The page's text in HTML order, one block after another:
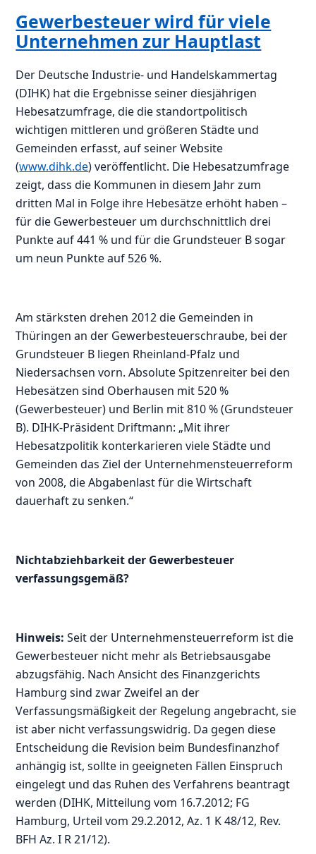
Gewerbesteuer wird für viele
Unternehmen zur Hauptlast
Der Deutsche Industrie- und Handelskammertag
(DIHK) hat die Ergebnisse seiner diesjährigen
Hebesatzumfrage, die die standortpolitisch
wichtigen mittleren und größeren Städte und
Gemeinden erfasst, auf seiner Website
(www.dihk.de) veröffentlicht. Die Hebesatzumfrage
zeigt, dass die Kommunen in diesem Jahr zum
dritten Mal in Folge ihre Hebesätze erhöht haben –
für die Gewerbesteuer um durchschnittlich drei
Punkte auf 441 % und für die Grundsteuer B sogar
um neun Punkte auf 526 %.
Am stärksten drehen 2012 die Gemeinden in
Thüringen an der Gewerbesteuerschraube, bei der
Grundsteuer B liegen Rheinland-Pfalz und
Niedersachsen vorn. Absolute Spitzenreiter bei den
Hebesätzen sind Oberhausen mit 520 %
(Gewerbesteuer) und Berlin mit 810 % (Grundsteuer
B). DIHK-Präsident Driftmann: „Mit ihrer
Hebesatzpolitik konterkarieren viele Städte und
Gemeinden das Ziel der Unternehmensteuerreform
von 2008, die Abgabenlast für die Wirtschaft
dauerhaft zu senken.“
Nichtabziehbarkeit der Gewerbesteuer
verfassungsgemäß?
Hinweis: Seit der Unternehmensteuerreform ist die
Gewerbesteuer nicht mehr als Betriebsausgabe
abzugsfähig. Nach Ansicht des Finanzgerichts
Hamburg sind zwar Zweifel an der
Verfassungsmäßigkeit der Regelung angebracht, sie
ist aber nicht verfassungswidrig. Da gegen diese
Entscheidung die Revision beim Bundesfinanzhof
anhängig ist, sollte in geeigneten Fällen Einspruch
eingelegt und das Ruhen des Verfahrens beantragt
werden (DIHK, Mitteilung vom 16.7.2012; FG
Hamburg, Urteil vom 29.2.2012, Az. 1 K 48/12, Rev.
BFH Az. I R 21/12).